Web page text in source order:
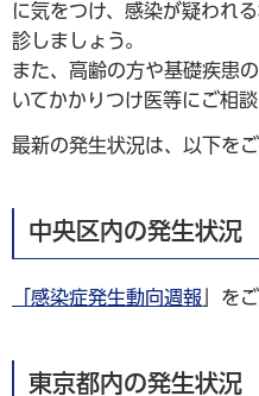
に気をつけ、感染が疑われ
診しましょう。
また、高齢の方や基礎疾患
いてかかりつけ医等にご相談
最新の発生状況は、以下をご
中央区内の発生状況
感染症発生動向週報 」を
東京都内の発生状況